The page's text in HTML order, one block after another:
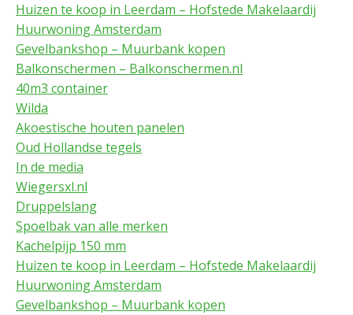
Huizen te koop in Leerdam – Hofstede Makelaardij
Huurwoning Amsterdam
Gevelbankshop – Muurbank kopen
Balkonschermen – Balkonschermen.nl
40m3 container
Wilda
Akoestische houten panelen
Oud Hollandse tegels
In de media
Wiegersxl.nl
Druppelslang
Spoelbak van alle merken
Kachelpijp 150 mm
Huizen te koop in Leerdam – Hofstede Makelaardij
Huurwoning Amsterdam
Gevelbankshop – Muurbank kopen